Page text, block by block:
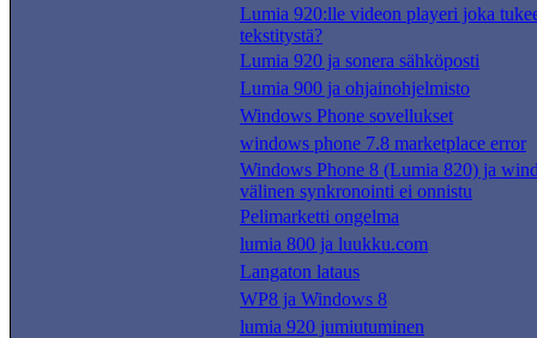
Lumia 920:lle videon playeri joka
tekstitystä?
Lumia 920 ja sonera sähköposti
Lumia 900 ja ohjainohjelmisto
Windows Phone sovellukset
windows phone 7.8 marketplace error
Windows Phone 8 (Lumia 820) ja
välinen synkronointi ei onnistu
Pelimarketti ongelma
lumia 800 ja luukku.com
Langaton lataus
WP8 ja Windows 8
lumia 920 jumiutuminen